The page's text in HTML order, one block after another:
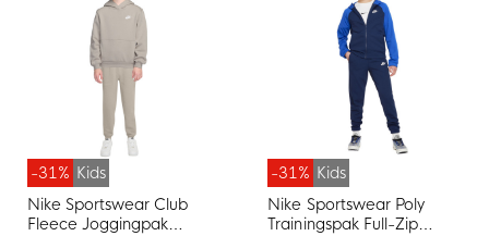
-31% Kids
Nike Sportswear Club
Fleece Joggingpak
-31% Kids
Nike Sportswear Poly
Trainingspak Full-Zip